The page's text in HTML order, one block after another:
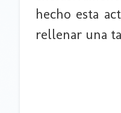
hecho esta
rellenar una